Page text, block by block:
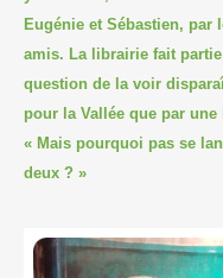
Eugénie et Sébastien, par
amis. La librairie fait
question de la voir
pour la Vallée que par
« Mais pourquoi pas se
deux ? »